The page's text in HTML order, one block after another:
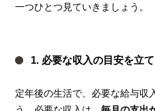
一つひとつ見ていきましょう。
1. 必要な収入の目安を立
定年後の生活で、必要な給与収